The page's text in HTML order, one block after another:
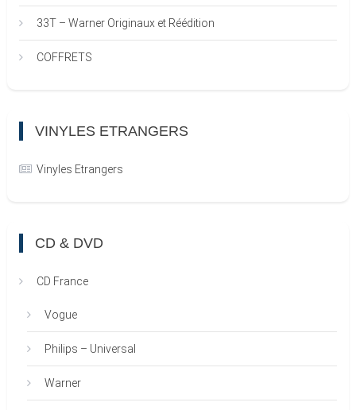
33T – Warner Originaux et Réédition
COFFRETS
VINYLES ETRANGERS
Vinyles Etrangers
CD & DVD
CD France
Vogue
Philips – Universal
Warner